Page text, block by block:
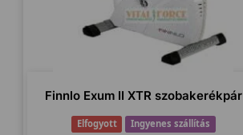
Finnlo Exum II XTR szobakerékpár
Elfogyott Ingyenes szállítás